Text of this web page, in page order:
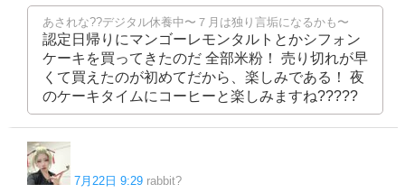
あされな??デジタル休養中〜７月は独り言垢になるかも〜
認定日帰りにマンゴーレモンタルトとかシフォン
ケーキを買ってきたのだ 全部米粉！ 売り切れが早
くて買えたのが初めてだから、楽しみである！ 夜
のケーキタイムにコーヒーと楽しみますね?????
7月22日 9:29 rabbit?